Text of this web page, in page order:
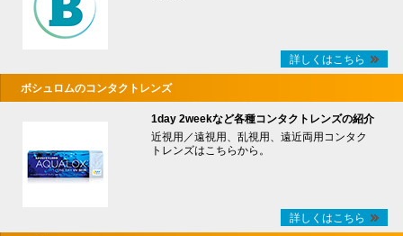
詳しくはこちら
ボシュロムのコンタクトレンズ
1day 2weekなど各種コンタクトレンズの紹介
近視用／遠視用、乱視用、遠近両用コンタク
トレンズはこちらから。
詳しくはこちら